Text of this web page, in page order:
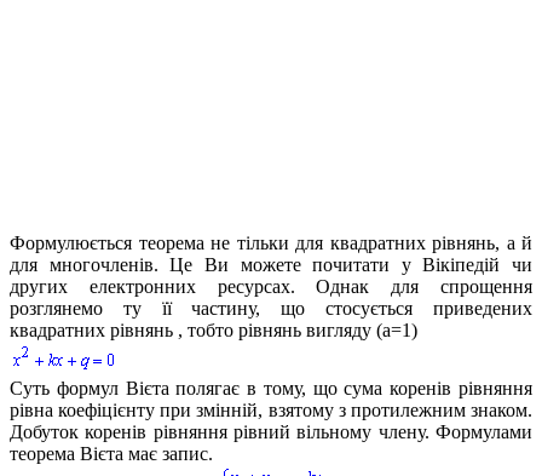
Формулюється теорема не тільки для квадратних рівнянь, а й
для многочленів. Це Ви можете почитати у Вікіпедій чи
других електронних ресурсах. Однак для спрощення
розглянемо ту її частину, що стосується приведених
квадратних рівнянь , тобто рівнянь вигляду (a=1)
Суть формул Вієта полягає в тому, що сума коренів рівняння
рівна коефіцієнту при змінній, взятому з протилежним знаком.
Добуток коренів рівняння рівний вільному члену. Формулами
теорема Вієта має запис.